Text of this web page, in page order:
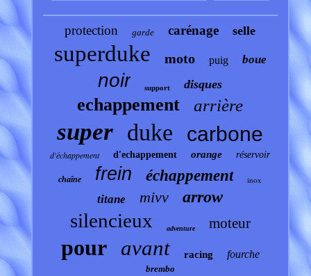
protection garde carénage selle
superduke moto puig boue
noir support disques
echappement arrière
super duke carbone
d'échappement d'echappement orange réservoir
chaîne frein échappement inox
titane mivv arrow
silencieux adventure moteur
pour avant racing fourche
brembo